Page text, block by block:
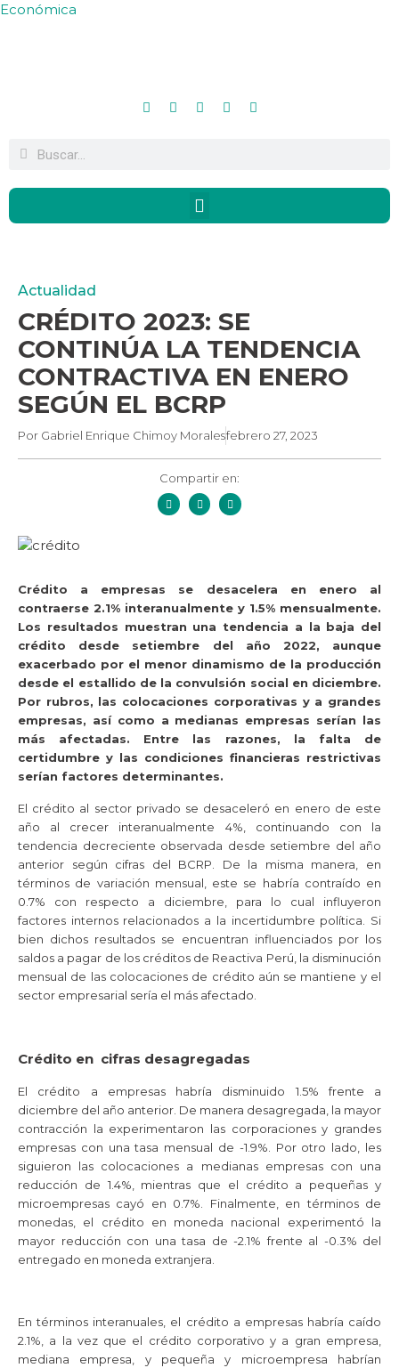
Económica
Actualidad
CRÉDITO 2023: SE
CONTINÚA LA TENDENCIA
CONTRACTIVA EN ENERO
SEGÚN EL BCRP
Por Gabriel Enrique Chimoy Moralesfebrero 27, 2023
Compartir en:
Crédito a empresas se desacelera en enero al
contraerse 2.1% interanualmente y 1.5% mensualmente.
Los resultados muestran una tendencia a la baja del
crédito desde setiembre del año 2022, aunque
exacerbado por el menor dinamismo de la producción
desde el estallido de la convulsión social en diciembre.
Por rubros, las colocaciones corporativas y a grandes
empresas, así como a medianas empresas serían las
más afectadas. Entre las razones, la falta de
certidumbre y las condiciones financieras restrictivas
serían factores determinantes.
El crédito al sector privado se desaceleró en enero de este
año al crecer interanualmente 4%, continuando con la
tendencia decreciente observada desde setiembre del año
anterior según cifras del BCRP. De la misma manera, en
términos de variación mensual, este se habría contraído en
0.7% con respecto a diciembre, para lo cual influyeron
factores internos relacionados a la incertidumbre política. Si
bien dichos resultados se encuentran influenciados por los
saldos a pagar de los créditos de Reactiva Perú, la disminución
mensual de las colocaciones de crédito aún se mantiene y el
sector empresarial sería el más afectado.
Crédito en cifras desagregadas
El crédito a empresas habría disminuido 1.5% frente a
diciembre del año anterior. De manera desagregada, la mayor
contracción la experimentaron las corporaciones y grandes
empresas con una tasa mensual de -1.9%. Por otro lado, les
siguieron las colocaciones a medianas empresas con una
reducción de 1.4%, mientras que el crédito a pequeñas y
microempresas cayó en 0.7%. Finalmente, en términos de
monedas, el crédito en moneda nacional experimentó la
mayor reducción con una tasa de -2.1% frente al -0.3% del
entregado en moneda extranjera.
En términos interanuales, el crédito a empresas habría caído
2.1%, a la vez que el crédito corporativo y a gran empresa,
mediana empresa, y pequeña y microempresa habrían